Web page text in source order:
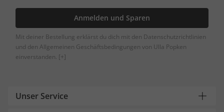
Anmelden und Sparen
Mit deiner Bestellung erklärst du dich mit den Datenschutzrichtlinien
und den Allgemeinen Geschäftsbedingungen von Ulla Popken
einverstanden. [+]
Unser Service